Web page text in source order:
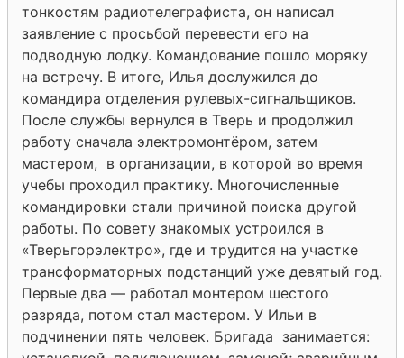
тонкостям радиотелеграфиста, он написал
заявление с просьбой перевести его на
подводную лодку. Командование пошло моряку
на встречу. В итоге, Илья дослужился до
командира отделения рулевых-сигнальщиков.
После службы вернулся в Тверь и продолжил
работу сначала электромонтёром, затем
мастером, в организации, в которой во время
учебы проходил практику. Многочисленные
командировки стали причиной поиска другой
работы. По совету знакомых устроился в
«Тверьгорэлектро», где и трудится на участке
трансформаторных подстанций уже девятый год.
Первые два — работал монтером шестого
разряда, потом стал мастером. У Ильи в
подчинении пять человек. Бригада занимается: